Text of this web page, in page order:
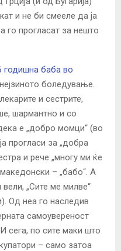
и не би смееле да ја
го прогласат за нешто
годишна баба во
боледување.
и сестрите,
шармантно и со
е „добро момци“ (во
прогласи за „добра
и рече „многу ми ќе
– „бабо“. А
„Сите ме милве“
Од неа го наследив
самоувереност
сега, по сите маки што
– само затоа